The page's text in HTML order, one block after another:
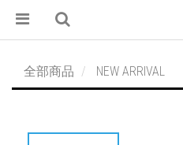
全部商品 NEW ARRIVAL